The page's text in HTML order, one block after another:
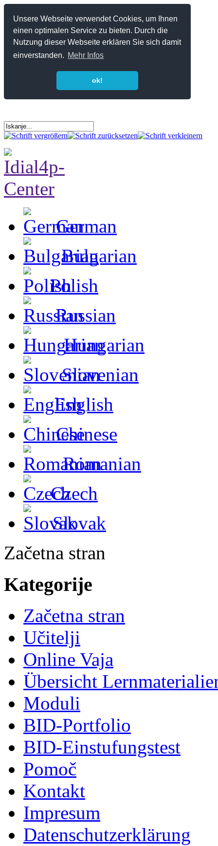
Unsere Webseite verwendet Cookies, um Ihnen
einen optimalen Service zu bieten. Durch die
Nutzung dieser Webseite erklären Sie sich damit
einverstanden. Mehr Infos
ok!
German
Bulgarian
Polish
Russian
Hungarian
Slovenian
English
Chinese
Romanian
Czech
Slovak
Začetna stran
Kategorije
Začetna stran
Učitelji
Online Vaja
Übersicht
Moduli
BID-Portfolio
BID-Einstufungstest
Pomoč
Kontakt
Impresum
Datenschutzerklärung